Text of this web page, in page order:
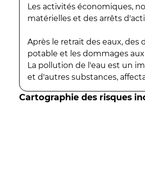
Les activités économiques,
matérielles et des arrêts
Après le retrait des eaux,
potable et les dommages
La pollution de l'eau est un
et d'autres substances,
Cartographie des risques